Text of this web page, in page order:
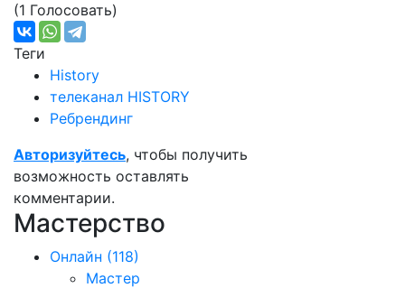
(1 Голосовать)
Теги
History
телеканал HISTORY
Ребрендинг
Авторизуйтесь, чтобы получить
возможность оставлять
комментарии.
Мастерство
Онлайн (118)
Мастер